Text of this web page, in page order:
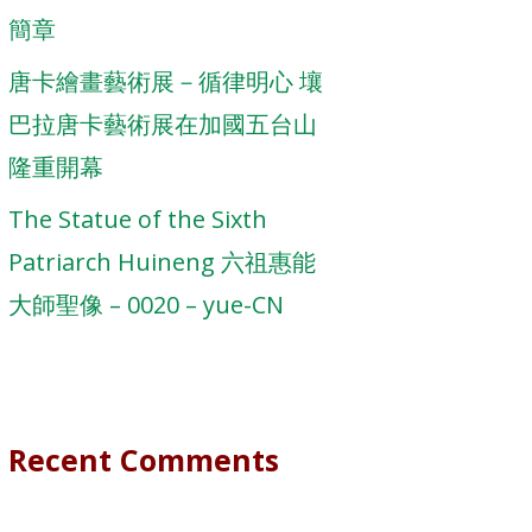
簡章
唐卡繪畫藝術展－循律明心 壤
巴拉唐卡藝術展在加國五台山
隆重開幕
The Statue of the Sixth
Patriarch Huineng 六祖惠能
大師聖像 – 0020 – yue-CN
Recent Comments